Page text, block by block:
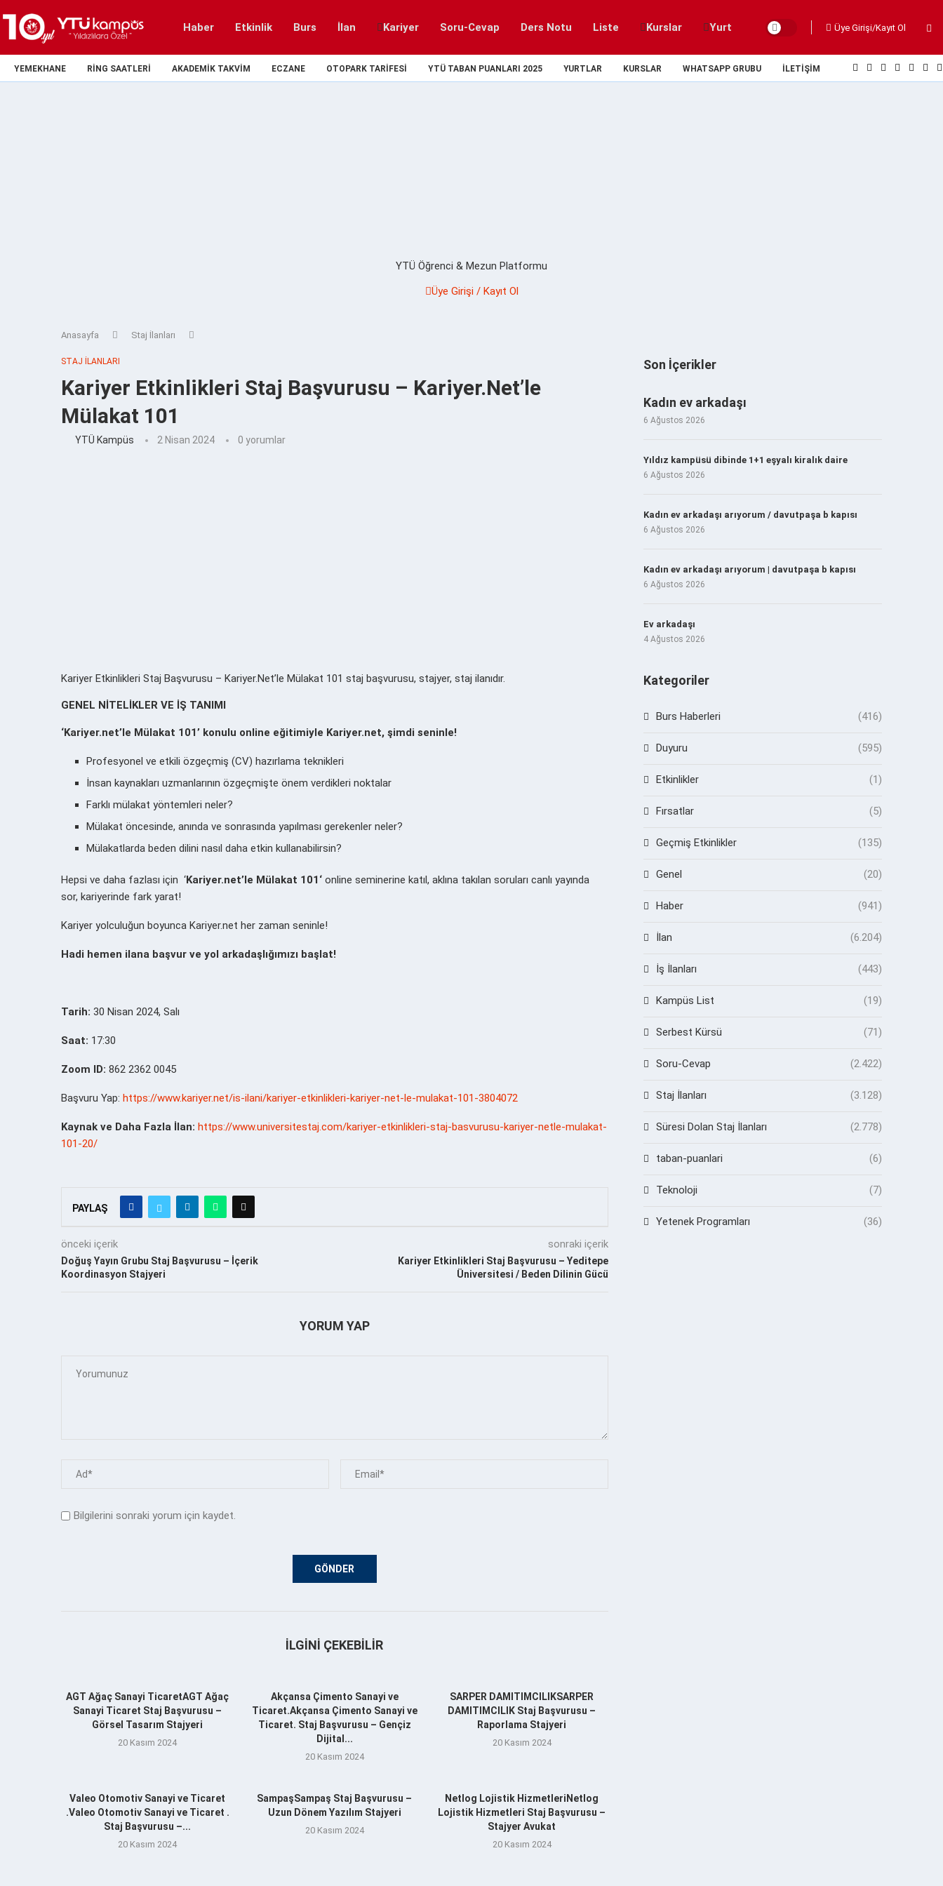
Haber Etkinlik Burs İlan Kariyer Soru-Cevap Ders Notu Liste Kurslar Yurt Üye Girişi/Kayıt Ol
YEMEKHANE RING SAATLERI AKADEMIK TAKVIM ECZANE OTOPARK TARIFESI YTÜ TABAN PUANLARI 2025 YURTLAR KURSLAR WHATSAPP GRUBU İLETIŞIM
YTÜ Öğrenci & Mezun Platformu
Üye Girişi / Kayıt Ol
Anasayfa Staj İlanları
STAJ İLANLARI
Kariyer Etkinlikleri Staj Başvurusu – Kariyer.Net’le
Mülakat 101
YTÜ Kampüs 2 Nisan 2024 0 yorumlar
Kariyer Etkinlikleri Staj Başvurusu – Kariyer.Net’le Mülakat 101 staj başvurusu, stajyer, staj ilanıdır.
GENEL NİTELİKLER VE İŞ TANIMI
‘Kariyer.net’le Mülakat 101’ konulu online eğitimiyle Kariyer.net, şimdi seninle!
Profesyonel ve etkili özgeçmiş (CV) hazırlama teknikleri
İnsan kaynakları uzmanlarının özgeçmişte önem verdikleri noktalar
Farklı mülakat yöntemleri neler?
Mülakat öncesinde, anında ve sonrasında yapılması gerekenler neler?
Mülakatlarda beden dilini nasıl daha etkin kullanabilirsin?
Hepsi ve daha fazlası için ‘Kariyer.net’le Mülakat 101 ‘ online seminerine katıl, aklına takılan soruları canlı yayında
sor, kariyerinde fark yarat!
Kariyer yolculuğun boyunca Kariyer.net her zaman seninle!
Hadi hemen ilana başvur ve yol arkadaşlığımızı başlat!
Tarih: 30 Nisan 2024, Salı
Saat: 17:30
Zoom ID: 862 2362 0045
Başvuru Yap: https://www.kariyer.net/is-ilani/kariyer-etkinlikleri-kariyer-net-le-mulakat-101-3804072
Kaynak ve Daha Fazla İlan: https://www.universitestaj.com/kariyer-etkinlikleri-staj-basvurusu-kariyer-netle-mulakat-
101-20/
PAYLAŞ
önceki içerik
Doğuş Yayın Grubu Staj Başvurusu – İçerik
Koordinasyon Stajyeri
sonraki içerik
Kariyer Etkinlikleri Staj Başvurusu – Yeditepe
Üniversitesi / Beden Dilinin Gücü
YORUM YAP
Bilgilerini sonraki yorum için kaydet.
İLGINI ÇEKEBILIR
AGT Ağaç Sanayi TicaretAGT Ağaç
Sanayi Ticaret Staj Başvurusu –
Görsel Tasarım Stajyeri
20 Kasım 2024
Akçansa Çimento Sanayi ve
Ticaret.Akçansa Çimento Sanayi ve
Ticaret. Staj Başvurusu – Gençiz
Dijital...
20 Kasım 2024
SARPER DAMITIMCILIKSARPER
DAMITIMCILIK Staj Başvurusu –
Raporlama Stajyeri
20 Kasım 2024
Valeo Otomotiv Sanayi ve Ticaret
.Valeo Otomotiv Sanayi ve Ticaret .
Staj Başvurusu –...
20 Kasım 2024
SampaşSampaş Staj Başvurusu –
Uzun Dönem Yazılım Stajyeri
20 Kasım 2024
Netlog Lojistik HizmetleriNetlog
Lojistik Hizmetleri Staj Başvurusu –
Stajyer Avukat
20 Kasım 2024
Son İçerikler
Kadın ev arkadaşı
6 Ağustos 2026
Yıldız kampüsü dibinde 1+1 eşyalı kiralık daire
6 Ağustos 2026
Kadın ev arkadaşı arıyorum / davutpaşa b kapısı
6 Ağustos 2026
Kadın ev arkadaşı arıyorum | davutpaşa b kapısı
6 Ağustos 2026
Ev arkadaşı
4 Ağustos 2026
Kategoriler
Burs Haberleri (416)
Duyuru (595)
Etkinlikler (1)
Fırsatlar (5)
Geçmiş Etkinlikler (135)
Genel (20)
Haber (941)
İlan (6.204)
İş İlanları (443)
Kampüs List (19)
Serbest Kürsü (71)
Soru-Cevap (2.422)
Staj İlanları (3.128)
Süresi Dolan Staj İlanları (2.778)
taban-puanlari (6)
Teknoloji (7)
Yetenek Programları (36)